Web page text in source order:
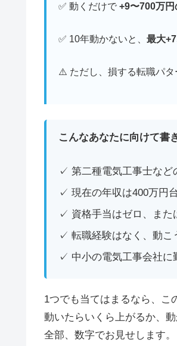
✅ 動くだけで +9〜700万円
✅ 10年動かないと、 最大
⚠️ ただし、損する転職パタ
こんなあなたに向けて書
✓ 第二種電気工事士など
✓ 現在の年収は400万円台
✓ 資格手当はゼロ、また
✓ 転職経験はなく、動こ
✓ 中小の電気工事会社に
1つでも当てはまるなら、こ
動いたらいくら上がるか、
全部、数字でお見せします。